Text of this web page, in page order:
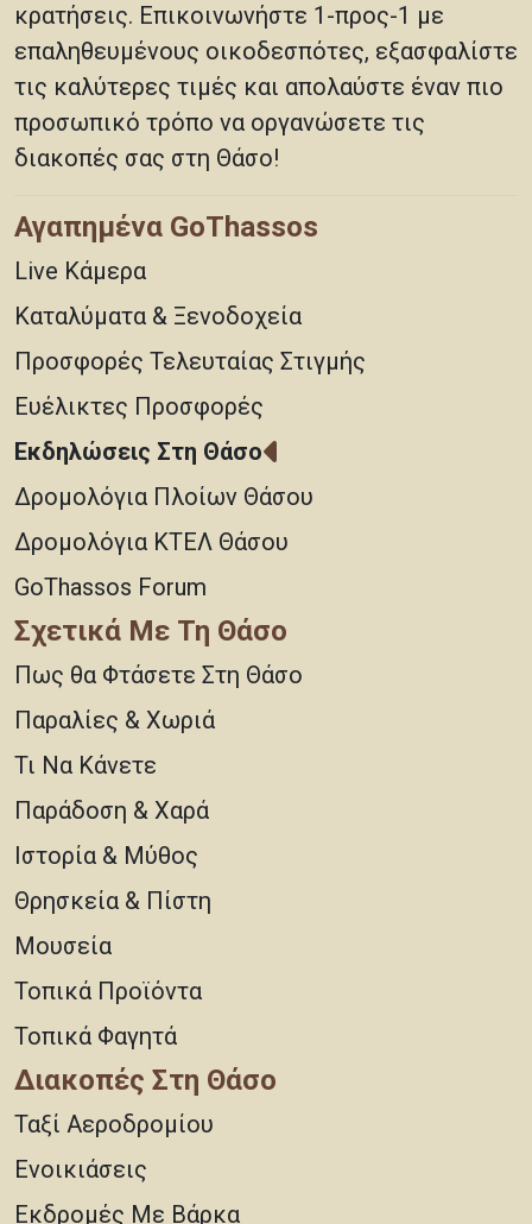
κρατήσεις. Επικοινωνήστε 1-προς-1 με
επαληθευμένους οικοδεσπότες, εξασφαλίστε
τις καλύτερες τιμές και απολαύστε έναν πιο
προσωπικό τρόπο να οργανώσετε τις
διακοπές σας στη Θάσο!
Αγαπημένα GoThassos
Live Κάμερα
Καταλύματα & Ξενοδοχεία
Προσφορές Τελευταίας Στιγμής
Ευέλικτες Προσφορές
Εκδηλώσεις Στη Θάσο
Δρομολόγια Πλοίων Θάσου
Δρομολόγια ΚΤΕΛ Θάσου
GoThassos Forum
Σχετικά Με Τη Θάσο
Πως θα Φτάσετε Στη Θάσο
Παραλίες & Χωριά
Τι Να Κάνετε
Παράδοση & Χαρά
Ιστορία & Μύθος
Θρησκεία & Πίστη
Μουσεία
Τοπικά Προϊόντα
Τοπικά Φαγητά
Διακοπές Στη Θάσο
Ταξί Αεροδρομίου
Ενοικιάσεις
Εκδρομές Με Βάρκα